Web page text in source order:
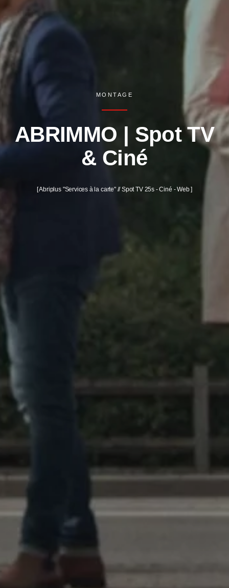
MONTAGE
ABRIMMO | Spot TV
& Ciné
[ Abriplus "Services à la carte" // Spot TV 25s - Ciné - Web ]
Entrepreneur individuel –
Monteur Vidéo Indépendant (Lille, France)
Mon profil Freelance :